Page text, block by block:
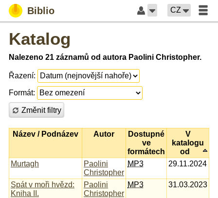
Biblio CZ
Katalog
Nalezeno 21 záznamů od autora Paolini Christopher.
Řazení:
Formát:
Změnit filtry
Název / Podnázev Autor
Dostupné
ve
formátech
V
katalogu
od
Murtagh
Paolini
Christopher
MP3 29.11.2024
Spát v moři hvězd:
Kniha II.
Paolini
Christopher
MP3 31.03.2023